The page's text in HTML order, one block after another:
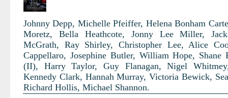
Johnny Depp, Michelle Pfeiffer, Helena Bonham
Moretz, Bella Heathcote, Jonny Lee Miller,
McGrath, Ray Shirley, Christopher Lee, Alice
Cappellaro, Josephine Butler, William Hope, Shane
(II), Harry Taylor, Guy Flanagan, Nigel
Kennedy Clark, Hannah Murray, Victoria Bewick,
Richard Hollis, Michael Shannon.